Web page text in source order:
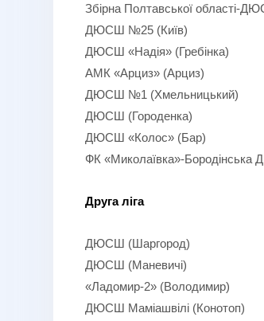
Збірна Полтавської області-
ДЮСШ №25 (Київ)
ДЮСШ «Надія» (Гребінка)
АМК «Арциз» (Арциз)
ДЮСШ №1 (Хмельницький)
ДЮСШ (Городенка)
ДЮСШ «Колос» (Бар)
ФК «Миколаївка»-
Друга ліга
ДЮСШ (Шаргород)
ДЮСШ (Маневичі)
«Ладомир-2» (Володимир)
ДЮСШ Маміашвілі (Конотоп)